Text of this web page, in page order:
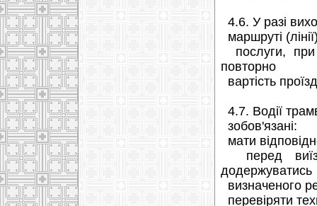
4.6. У разі
маршруті
послуги, при
повторно
вартість
4.7. Водії
зобов'язані:
мати
перед
додержуватись
визначеного
перевіряти